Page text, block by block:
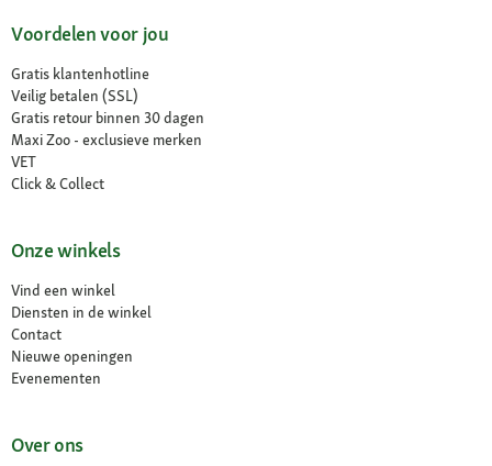
Voordelen voor jou
Gratis klantenhotline
Veilig betalen (SSL)
Gratis retour binnen 30 dagen
Maxi Zoo - exclusieve merken
VET
Click & Collect
Onze winkels
Vind een winkel
Diensten in de winkel
Contact
Nieuwe openingen
Evenementen
Over ons